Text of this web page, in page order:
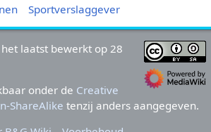
Sportverslaggever
laatst bewerkt op 28
onder de Creative
ShareAlike tenzij anders aangegeven.